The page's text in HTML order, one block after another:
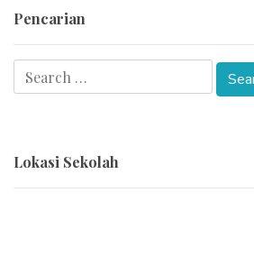
Pencarian
Lokasi Sekolah